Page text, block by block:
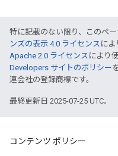
特に記載のない限り、このペ
ンズの表示 4.0 ライセンス に
Apache 2.0 ライセンス により
Developers サイトのポリシー
連会社の登録商標です。
最終更新日 2025-07-25 UTC。
コンテンツ ポリシー